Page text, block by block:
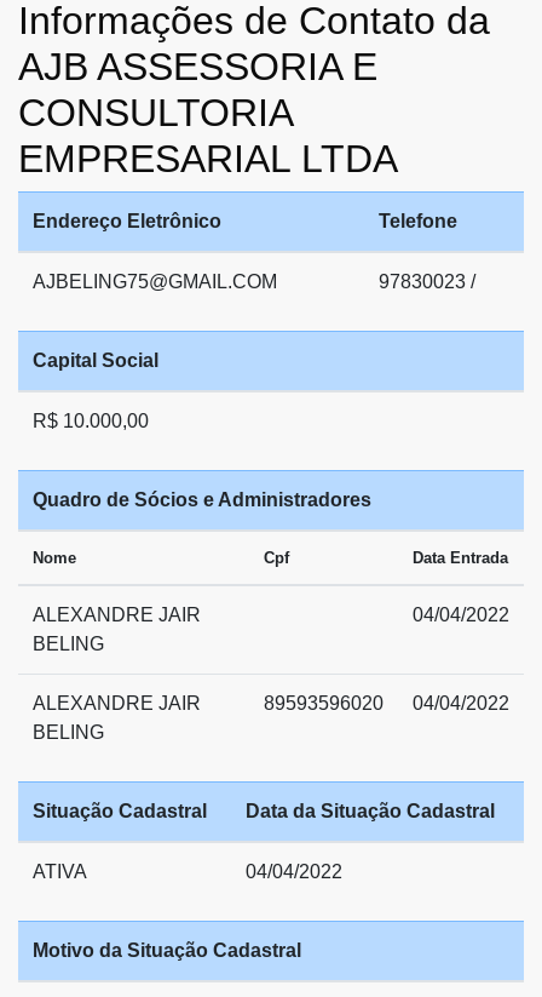
Informações de Contato da
AJB ASSESSORIA E
CONSULTORIA
EMPRESARIAL LTDA
Endereço Eletrônico Telefone
AJBELING75@GMAIL.COM 97830023 /
Capital Social
R$ 10.000,00
Quadro de Sócios e Administradores
Nome Cpf Data Entrada
ALEXANDRE JAIR
BELING
04/04/2022
ALEXANDRE JAIR
BELING
89593596020 04/04/2022
Situação Cadastral Data da Situação Cadastral
ATIVA 04/04/2022
Motivo da Situação Cadastral